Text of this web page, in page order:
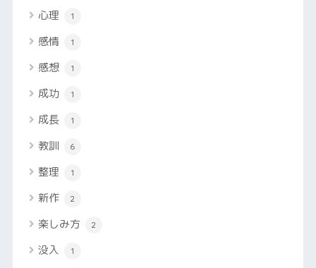
心理 1
感情 1
感想 1
成功 1
成長 1
教訓 6
整理 1
新作 2
楽しみ方 2
没入 1